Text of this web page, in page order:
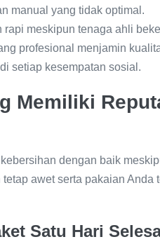
manual yang tidak optimal.
meskipun tenaga ahli
profesional menjamin
setiap kesempatan sosial.
Memiliki
dengan baik
awet serta pakaian Anda
Satu Hari